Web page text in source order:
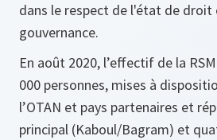
dans le respect de l'état de droit
gouvernance.
En août 2020, l’effectif de la
000 personnes, mises à
l’OTAN et pays partenaires et
principal (Kaboul/Bagram) et